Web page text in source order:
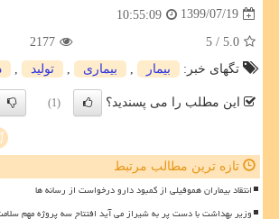
1399/07/19
10:55:09
5.0
/ 5
2177
تگهای خبر:
بیمار بیماری تولید
این مطلب را می پسندید؟ (1)
تازه ترین مطالب مرتبط
انتقاد بیماران هموفیلی از کمبود دارو درخواست از رسانه ها
وزیر بهداشت با دست پر به شیراز می آید افتتاح سه پروژه مهم